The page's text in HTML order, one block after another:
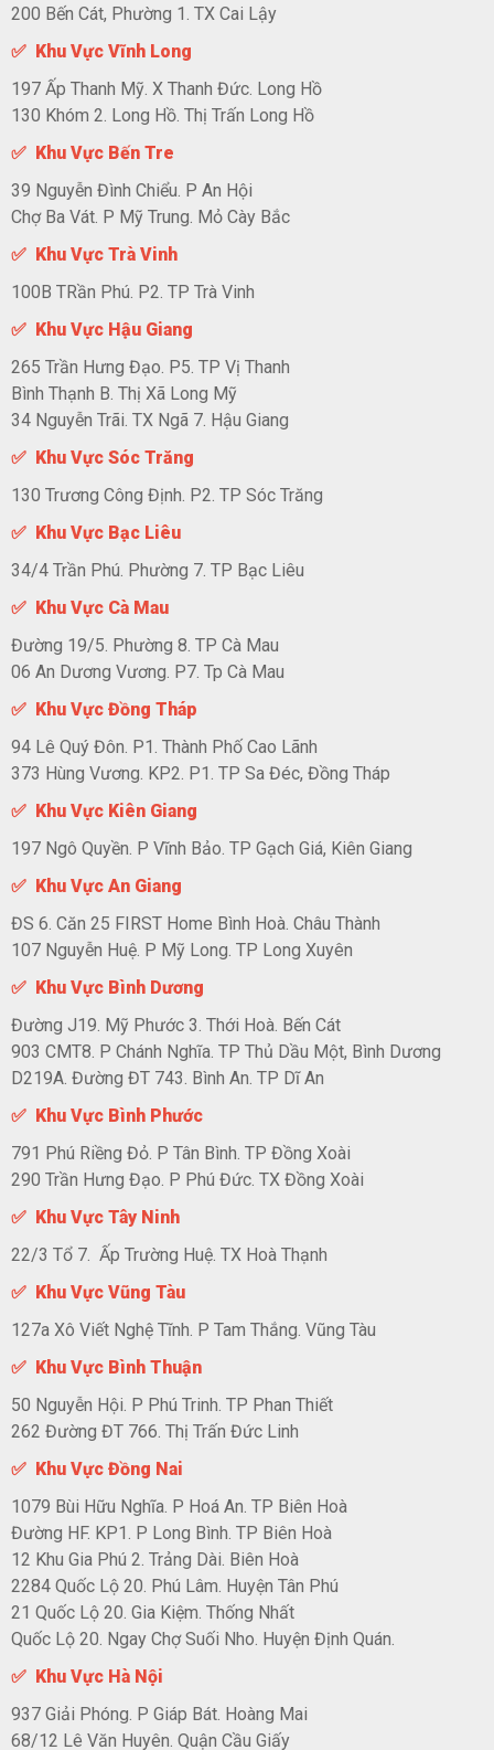
200 Bến Cát, Phường 1. TX Cai Lậy
✅ Khu Vực Vĩnh Long
197 Ấp Thanh Mỹ. X Thanh Đức. Long Hồ
130 Khóm 2. Long Hồ. Thị Trấn Long Hồ
✅ Khu Vực Bến Tre
39 Nguyễn Đình Chiểu. P An Hội
Chợ Ba Vát. P Mỹ Trung. Mỏ Cày Bắc
✅ Khu Vực Trà Vinh
100B TRần Phú. P2. TP Trà Vinh
✅ Khu Vực Hậu Giang
265 Trần Hưng Đạo. P5. TP Vị Thanh
Bình Thạnh B. Thị Xã Long Mỹ
34 Nguyễn Trãi. TX Ngã 7. Hậu Giang
✅ Khu Vực Sóc Trăng
130 Trương Công Định. P2. TP Sóc Trăng
✅ Khu Vực Bạc Liêu
34/4 Trần Phú. Phường 7. TP Bạc Liêu
✅ Khu Vực Cà Mau
Đường 19/5. Phường 8. TP Cà Mau
06 An Dương Vương. P7. Tp Cà Mau
✅ Khu Vực Đồng Tháp
94 Lê Quý Đôn. P1. Thành Phố Cao Lãnh
373 Hùng Vương. KP2. P1. TP Sa Đéc, Đồng Tháp
✅ Khu Vực Kiên Giang
197 Ngô Quyền. P Vĩnh Bảo. TP Gạch Giá, Kiên Giang
✅ Khu Vực An Giang
ĐS 6. Căn 25 FIRST Home Bình Hoà. Châu Thành
107 Nguyễn Huệ. P Mỹ Long. TP Long Xuyên
✅ Khu Vực Bình Dương
Đường J19. Mỹ Phước 3. Thới Hoà. Bến Cát
903 CMT8. P Chánh Nghĩa. TP Thủ Dầu Một, Bình Dương
D219A. Đường ĐT 743. Bình An. TP Dĩ An
✅ Khu Vực Bình Phước
791 Phú Riềng Đỏ. P Tân Bình. TP Đồng Xoài
290 Trần Hưng Đạo. P Phú Đức. TX Đồng Xoài
✅ Khu Vực Tây Ninh
22/3 Tổ 7. Ấp Trường Huệ. TX Hoà Thạnh
✅ Khu Vực Vũng Tàu
127a Xô Viết Nghệ Tĩnh. P Tam Thắng. Vũng Tàu
✅ Khu Vực Bình Thuận
50 Nguyễn Hội. P Phú Trinh. TP Phan Thiết
262 Đường ĐT 766. Thị Trấn Đức Linh
✅ Khu Vực Đồng Nai
1079 Bùi Hữu Nghĩa. P Hoá An. TP Biên Hoà
Đường HF. KP1. P Long Bình. TP Biên Hoà
12 Khu Gia Phú 2. Trảng Dài. Biên Hoà
2284 Quốc Lộ 20. Phú Lâm. Huyện Tân Phú
21 Quốc Lộ 20. Gia Kiệm. Thống Nhất
Quốc Lộ 20. Ngay Chợ Suối Nho. Huyện Định Quán.
✅ Khu Vực Hà Nội
937 Giải Phóng. P Giáp Bát. Hoàng Mai
68/12 Lê Văn Huyên. Quận Cầu Giấy